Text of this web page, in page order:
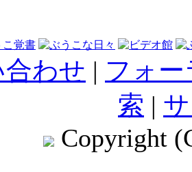
わせ | フォ
索 |
Copyright